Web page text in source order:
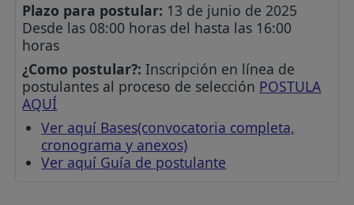
Plazo para postular: 13 de junio de 2025
Desde las 08:00 horas del hasta las 16:00
horas
¿Como postular?: Inscripción en línea de
postulantes al proceso de selección POSTULA
AQUÍ
Ver aquí Bases(convocatoria completa,
cronograma y anexos)
Ver aquí Guía de postulante